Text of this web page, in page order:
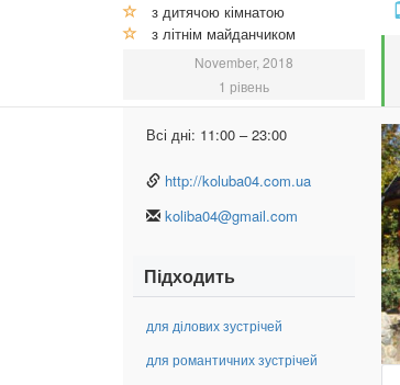
з дитячою кімнатою
з літнім майданчиком
November, 2018
1 рівень
Всі дні: 11:00 – 23:00
http://koluba04.com.ua
koliba04@gmail.com
Підходить
для ділових зустрічей
для романтичних зустрічей